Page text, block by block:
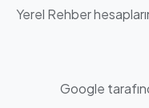
Yerel Rehber
Google